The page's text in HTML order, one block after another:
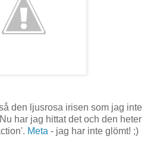
den ljusrosa irisen som jag inte
har jag hittat det och den heter
Meta - jag har inte glömt! ;)